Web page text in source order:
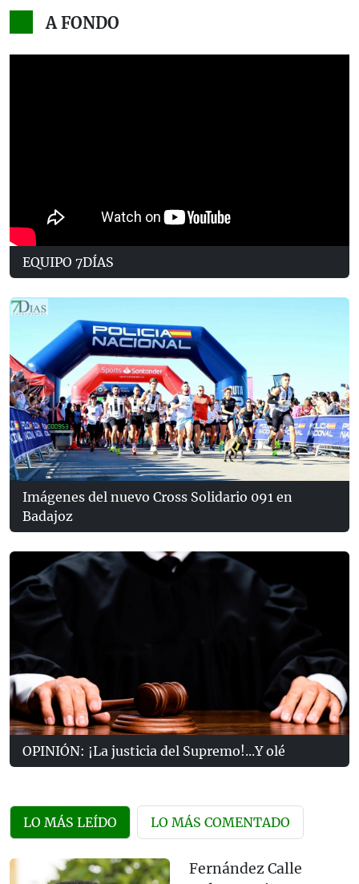
A FONDO
EQUIPO 7DÍAS
Imágenes del nuevo Cross Solidario 091 en
Badajoz
OPINIÓN: ¡La justicia del Supremo!...Y olé
LO MÁS LEÍDO LO MÁS COMENTADO
Fernández Calle